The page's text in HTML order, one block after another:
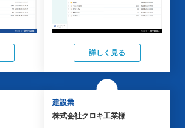
詳しく見る
建設業
株式会社クロキ工業様